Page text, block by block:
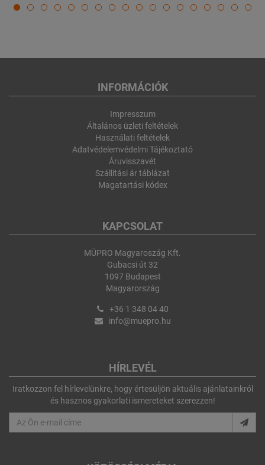
INFORMÁCIÓK
Impresszum
Általános üzleti feltételek
Használati feltételek
Adatvédelemvédelmi Tájékoztató
Áruvisszavét
Szállítási ár táblázat
Magatartási kódex
KAPCSOLAT
MÜPRO Magyaroszág Kft.
Gubacsi út 32
1097 Budapest
Magyarország
+36 1 348 04 40
info@muepro.hu
HÍRLEVÉL
Iratkozzon fel hírlevelünkre, hogy értesüljön aktuális ajánlatainkról
és hasznos gyakorlati ismereteket szerezzen!